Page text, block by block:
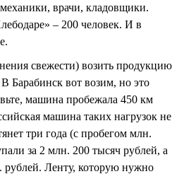
врачи, кладовщики.
– 200 человек. И в
свежести) возить продукцию
Барабинск вот возим, но это
машина пробежала 450 км
машина таких нагрузок не
три года (с пробегом млн.
за 2 млн. 200 тысяч рублей, а
рублей. Ленту, которую нужно